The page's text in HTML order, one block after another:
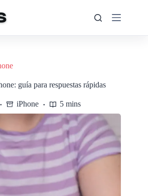
guía para respuestas rápidas
iPhone 5 mins